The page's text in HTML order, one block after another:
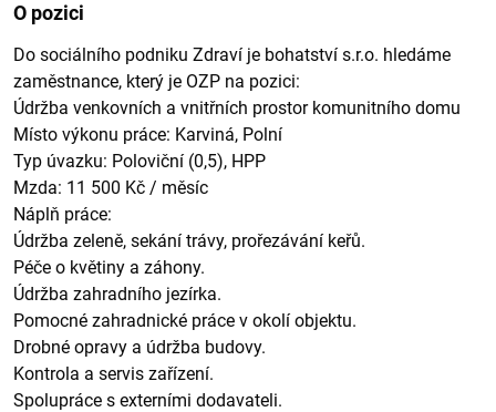
O pozici
Do sociálního podniku Zdraví je bohatství s.r.o. hledáme
zaměstnance, který je OZP na pozici:
Údržba venkovních a vnitřních prostor komunitního domu
Místo výkonu práce: Karviná, Polní
Typ úvazku: Poloviční (0,5), HPP
Mzda: 11 500 Kč / měsíc
Náplň práce:
Údržba zeleně, sekání trávy, prořezávání keřů.
Péče o květiny a záhony.
Údržba zahradního jezírka.
Pomocné zahradnické práce v okolí objektu.
Drobné opravy a údržba budovy.
Kontrola a servis zařízení.
Spolupráce s externími dodavateli.